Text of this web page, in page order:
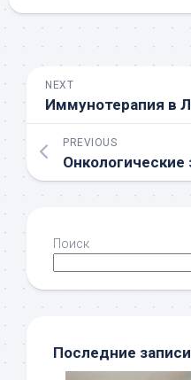
NEXT
PREVIOUS
Поиск
Последние записи